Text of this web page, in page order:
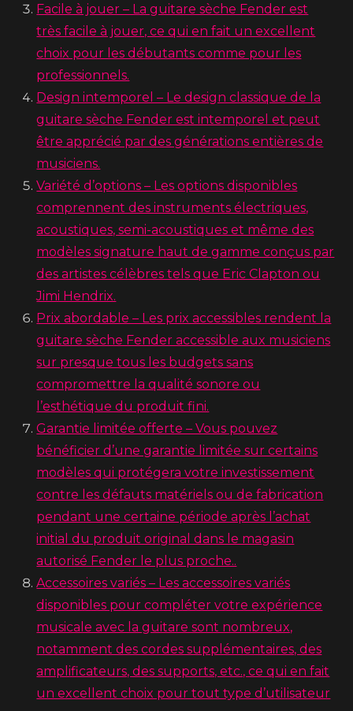
Facile à jouer – La guitare sèche Fender est
très facile à jouer, ce qui en fait un excellent
choix pour les débutants comme pour les
professionnels.
Design intemporel – Le design classique de la
guitare sèche Fender est intemporel et peut
être apprécié par des générations entières de
musiciens.
Variété d’options – Les options disponibles
comprennent des instruments électriques,
acoustiques, semi-acoustiques et même des
modèles signature haut de gamme conçus par
des artistes célèbres tels que Eric Clapton ou
Jimi Hendrix.
Prix abordable – Les prix accessibles rendent la
guitare sèche Fender accessible aux musiciens
sur presque tous les budgets sans
compromettre la qualité sonore ou
l’esthétique du produit fini.
Garantie limitée offerte – Vous pouvez
bénéficier d’une garantie limitée sur certains
modèles qui protégera votre investissement
contre les défauts matériels ou de fabrication
pendant une certaine période après l’achat
initial du produit original dans le magasin
autorisé Fender le plus proche..
Accessoires variés – Les accessoires variés
disponibles pour compléter votre expérience
musicale avec la guitare sont nombreux,
notamment des cordes supplémentaires, des
amplificateurs, des supports, etc., ce qui en fait
un excellent choix pour tout type d’utilisateur